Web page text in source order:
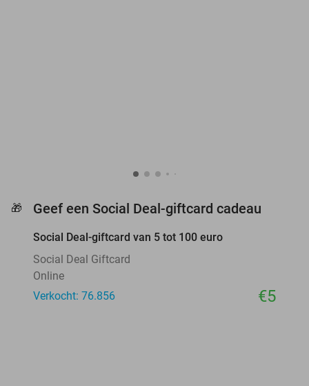
🎁 Geef een Social Deal-giftcard cadeaufavorite_border
Social Deal-giftcard van 5 tot 100 euro
Social Deal Giftcard
Online
Verkocht: 76.856
€5